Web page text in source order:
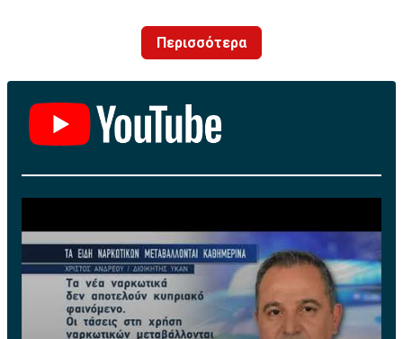
κόσμο για να ζήσει μοναδικές εμπειρίες.
Περισσότερα